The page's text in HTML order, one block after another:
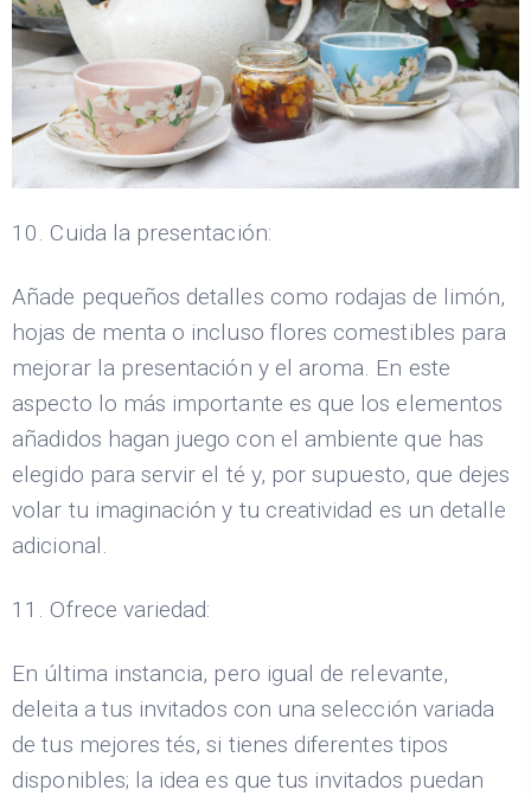
10. Cuida la presentación:
Añade pequeños detalles como rodajas de limón,
hojas de menta o incluso flores comestibles para
mejorar la presentación y el aroma. En este
aspecto lo más importante es que los elementos
añadidos hagan juego con el ambiente que has
elegido para servir el té y, por supuesto, que dejes
volar tu imaginación y tu creatividad es un detalle
adicional.
11. Ofrece variedad:
En última instancia, pero igual de relevante,
deleita a tus invitados con una selección variada
de tus mejores tés, si tienes diferentes tipos
disponibles; la idea es que tus invitados puedan